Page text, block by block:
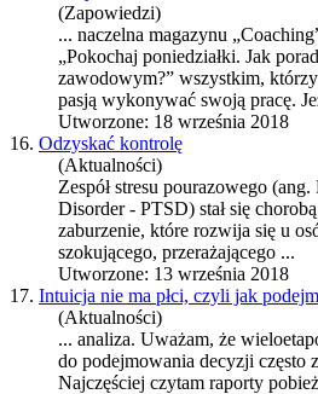
(Zapowiedzi)
... naczelna magazynu
„Pokochaj poniedziałki. Jak
zawodowym?” wszystkim, którzy
pasją wykonywać swoją pracę.
Utworzone: 18 września 2018
16. Odzyskać kontrolę
(Aktualności)
Zespół stresu pourazowego
Disorder - PTSD) stał się
zaburzenie, które rozwija się u
szokującego, przerażającego ...
Utworzone: 13 września 2018
17. Intuicja nie ma płci, czyli jak
(Aktualności)
... analiza. Uważam, że
do podejmowania decyzji często
Najczęściej czytam raporty